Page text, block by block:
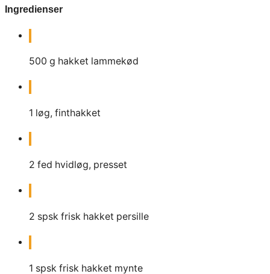
Ingredienser
500 g hakket lammekød
1 løg, finthakket
2 fed hvidløg, presset
2 spsk frisk hakket persille
1 spsk frisk hakket mynte